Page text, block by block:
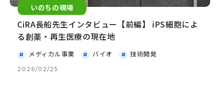
いのちの現場
CiRA長船先生インタビュー【前編】 iPS細胞によ
る創薬・再生医療の現在地
メディカル事業 バイオ 技術開発
2026/02/25